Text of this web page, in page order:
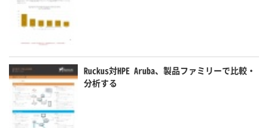
Ruckus対HPE Aruba、製品ファミリーで比較・
分析する